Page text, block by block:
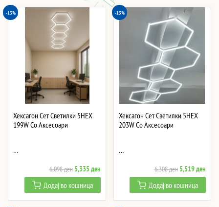
-13%
Хексагон Сет Светилки 5HEX
199W Со Аксесоари
…
6,098ден Original
price
was:
6,098 ден.
5,335денCurrent
price
is:
5,335 ден.
Додај во кошница
-13%
Хексагон Сет Светилки 5HEX
203W Со Аксесоари
…
6,308ден Original
price
was:
6,308 ден.
5,519ден
price
is:
Додај во кошница